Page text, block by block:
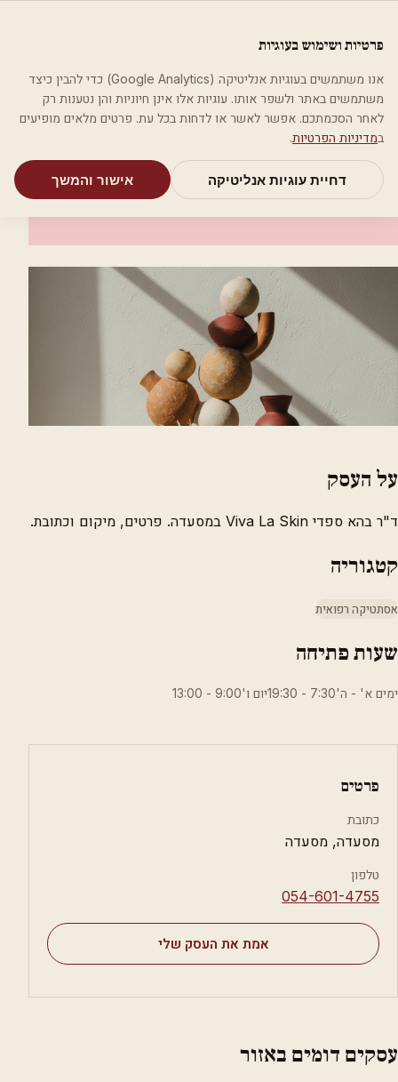
מאמריםקטגוריותחיפושאודות
בית קטגוריות אסתטיקה רפואית ד"ר בהא ספדי Viva La Skin
אסתטיקה רפואית
ד"ר בהא ספדי Viva La Skin
על העסק
ד"ר בהא ספדי Viva La Skin במסעדה. פרטים, מיקום וכתובת.
קטגוריה
אסתטיקה רפואית
שעות פתיחה
ימים א' - ה'7:30 - 19:30יום ו'9:00 - 13:00
פרטים
כתובת
מסעדה, מסעדה
טלפון
⁦054-601-4755⁩
אמת את העסק שלי
עסקים דומים באזור
פרטיות ושימוש בעוגיות
אנו משתמשים בעוגיות אנליטיקה (Google Analytics) כדי להבין כיצד
משתמשים באתר ולשפר אותו. עוגיות אלו אינן חיוניות והן נטענות רק
לאחר הסכמתכם. אפשר לאשר או לדחות בכל עת. פרטים מלאים מופיעים
במדיניות הפרטיות.
דחיית עוגיות אנליטיקה אישור והמשך